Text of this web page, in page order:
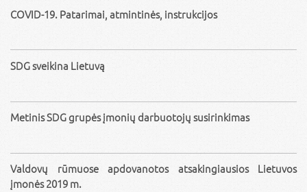
COVID-19. Patarimai, atmintinės, instrukcijos
SDG sveikina Lietuvą
Metinis SDG grupės įmonių darbuotojų susirinkimas
Valdovų rūmuose apdovanotos atsakingiausios Lietuvos
įmonės 2019 m.